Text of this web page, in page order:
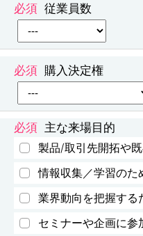
従業員数
購入決定権
主な来場目的
製品/取引先開拓や
情報収集／学習のた
業界動向を把握する
セミナーや企画に参